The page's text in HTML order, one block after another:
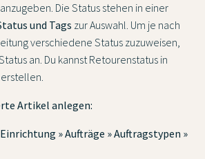
Die Status stehen in einer
und Tags zur Auswahl. Um je nach
verschiedene Status zuzuweisen,
an. Du kannst Retourenstatus in
Artikel anlegen:
Einrichtung » Aufträge » Auftragstypen »